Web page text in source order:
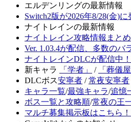
エルデンリングの最新情報
Switch2版が2026年8/28(金)に
ナイトレインの最新情報
ナイトレイン攻略情報まとめ
Ver. 1.03.4が配信、多数のバ
ナイトレインDLCが配信中！
新キャラ
「学者」 /
「葬儀屋
DLCボス安寧者 /常夜安寧者
キャラ一覧/最強キャラ/追憶
ボス一覧と攻略順/常夜の王
マルチ募集掲示板はこちら！